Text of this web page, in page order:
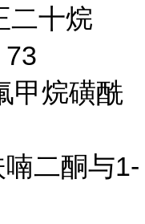
二十烷
甲烷磺酰
二酮与1-